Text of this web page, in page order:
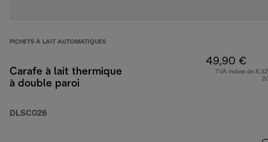
PICHETS À LAIT AUTOMATIQUES
Carafe à lait thermique
à double paroi
DLSC026
49,90 €
TVA incluse de